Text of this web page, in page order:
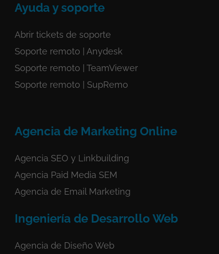
Ayuda y soporte
Abrir tickets de soporte
Soporte remoto | Anydesk
Soporte remoto | TeamViewer
Soporte remoto | SupRemo
Agencia de Marketing Online
Agencia SEO y Linkbuilding
Agencia Paid Media SEM
Agencia de Email Marketing
Ingeniería de Desarrollo Web
Agencia de Diseño Web